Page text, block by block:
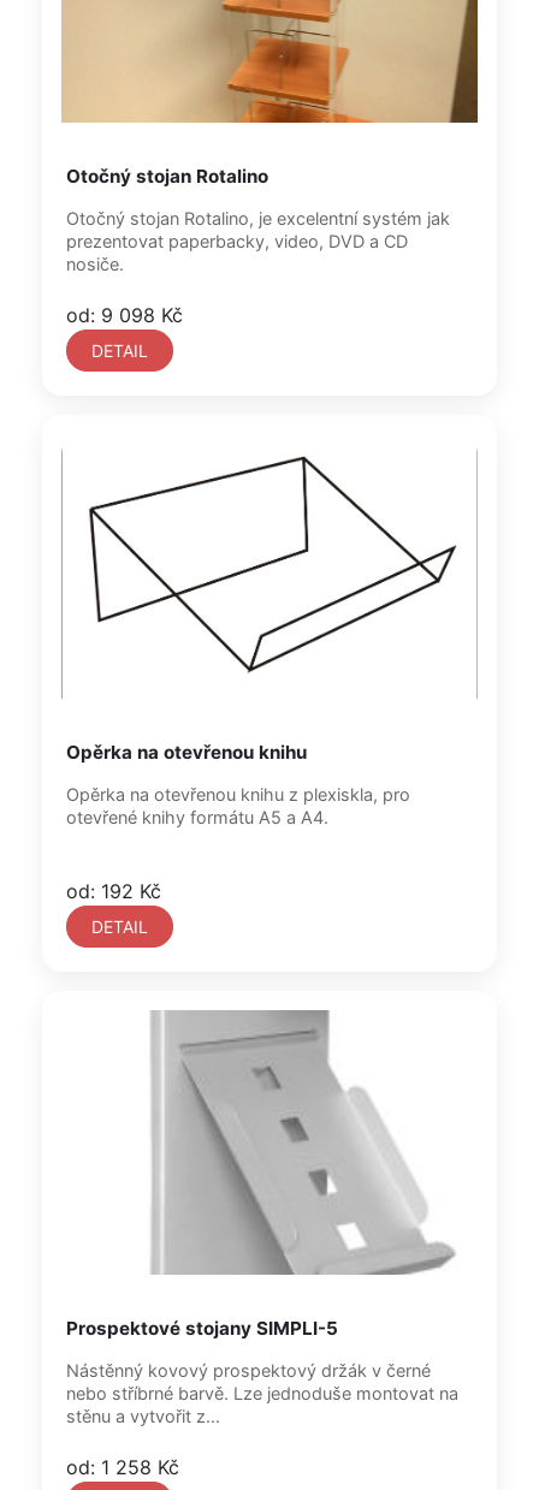
Otočný stojan Rotalino
Otočný stojan Rotalino, je excelentní systém jak
prezentovat paperbacky, video, DVD a CD
nosiče.
od: 9 098 Kč
DETAIL
Opěrka na otevřenou knihu
Opěrka na otevřenou knihu z plexiskla, pro
otevřené knihy formátu A5 a A4.
od: 192 Kč
DETAIL
Prospektové stojany SIMPLI-5
Nástěnný kovový prospektový držák v černé
nebo stříbrné barvě. Lze jednoduše montovat na
stěnu a vytvořit z...
od: 1 258 Kč